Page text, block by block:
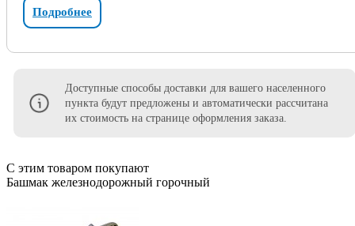
Подробнее
Доступные способы доставки для вашего населенного
пункта будут предложены и автоматически рассчитана
их стоимость на странице оформления заказа.
С этим товаром покупают
Башмак железнодорожный горочный